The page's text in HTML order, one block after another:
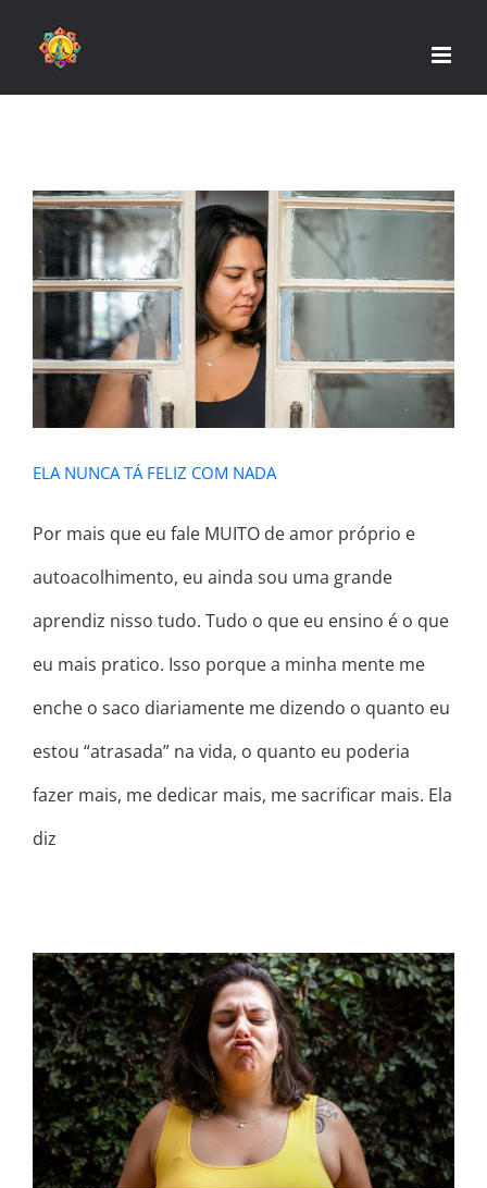
ELA NUNCA TÁ FELIZ COM NADA
ELA NUNCA TÁ FELIZ COM NADA
Por mais que eu fale MUITO de amor próprio e
autoacolhimento, eu ainda sou uma grande
aprendiz nisso tudo. Tudo o que eu ensino é o que
eu mais pratico. Isso porque a minha mente me
enche o saco diariamente me dizendo o quanto eu
estou “atrasada” na vida, o quanto eu poderia
fazer mais, me dedicar mais, me sacrificar mais. Ela
diz
A TODA “ERRADA”